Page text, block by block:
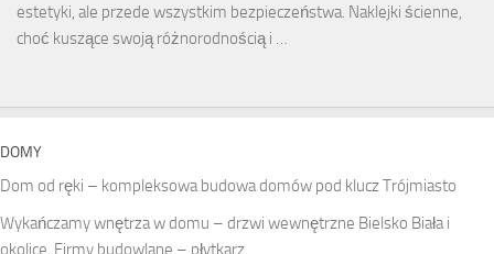
estetyki, ale przede wszystkim bezpieczeństwa. Naklejki ścienne,
choć kuszące swoją różnorodnością i …
DOMY
Dom od ręki – kompleksowa budowa domów pod klucz Trójmiasto
Wykańczamy wnętrza w domu – drzwi wewnętrzne Bielsko Biała i
okolice. Firmy budowlane – płytkarz